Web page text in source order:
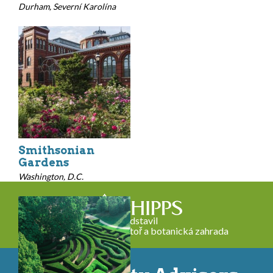
Durham, Severní Karolína
Smithsonian
Gardens
Washington, D.C.
Představil
Phippsova konzervatoř a botanická zahrada